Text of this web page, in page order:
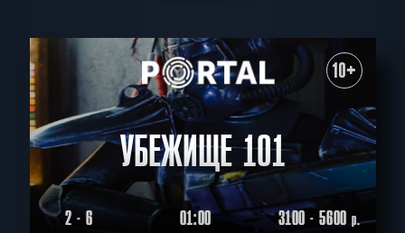
10+
УБЕЖИЩЕ 101
2 - 6 01:00 3100 - 5600р.